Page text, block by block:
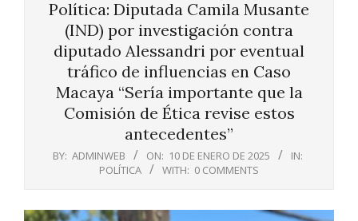
Política: Diputada Camila Musante
(IND) por investigación contra
diputado Alessandri por eventual
tráfico de influencias en Caso
Macaya “Sería importante que la
Comisión de Ética revise estos
antecedentes”
BY: ADMINWEB ON: 10 DE ENERO DE 2025
IN:
POLÍTICA
WITH: 0 COMMENTS